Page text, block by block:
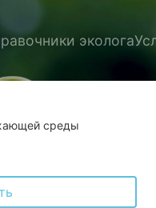
эколога
среды